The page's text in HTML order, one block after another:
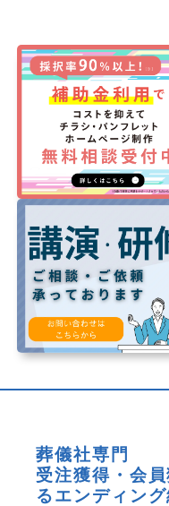
葬儀社専門
受注獲得・会
るエンディン